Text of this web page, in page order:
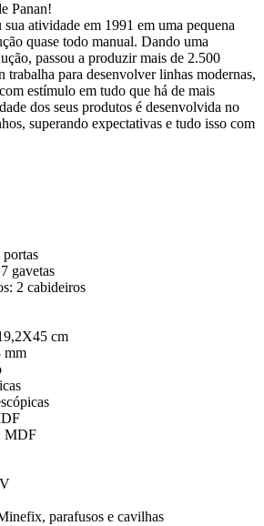
Panan!
atividade em 1991 em uma pequena
quase todo manual. Dando uma
passou a produzir mais de 2.500
trabalha para desenvolver linhas modernas,
estímulo em tudo que há de mais
dos seus produtos é desenvolvida no
superando expectativas e tudo isso com
gavetas
2 cabideiros
cm
mm
MDF
parafusos e cavilhas